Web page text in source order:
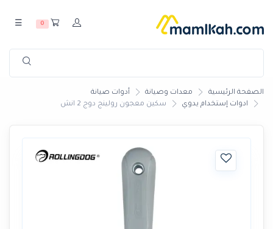
0
☰
الصفحة الرئيسية معدات وصيانة
أدوات صيانة
ادوات إستخدام يدوي
سكين معجون رولينج دوج 2 انش